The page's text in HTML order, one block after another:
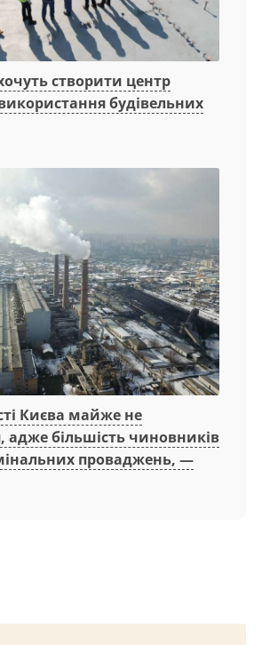
створити центр
будівельних
Києва майже не
адже більшість чиновників
проваджень, —